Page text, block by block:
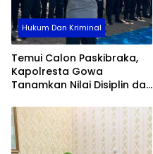
Hukum Dan Kriminal
Temui Calon Paskibraka,
Kapolresta Gowa
Tanamkan Nilai Disiplin dan